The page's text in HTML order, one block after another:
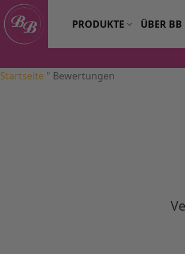
Zum
Inhalt
springen
PRODUKTE ÜBER BB
Startseite " Bewertungen